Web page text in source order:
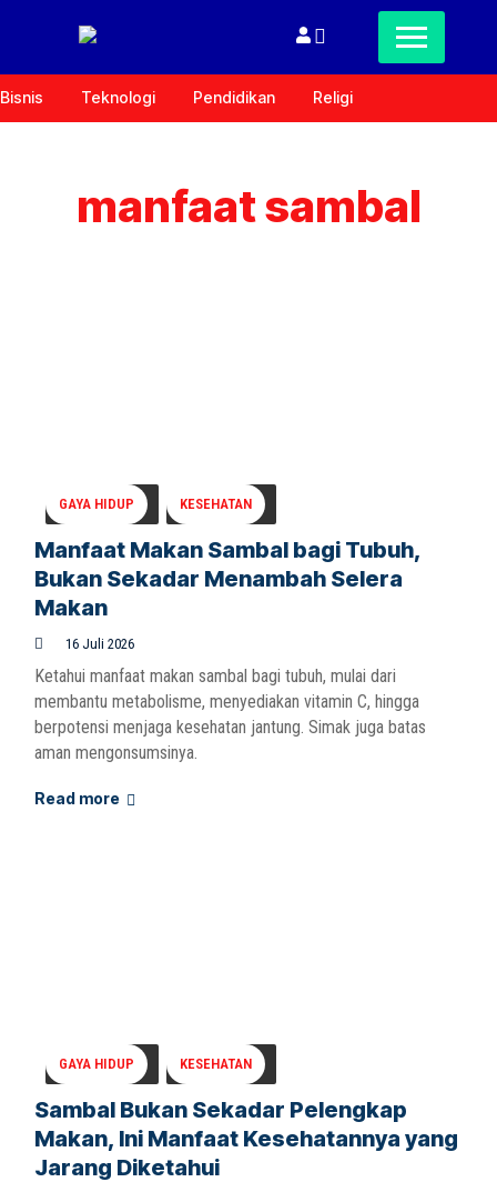
Bisnis Teknologi Pendidikan Religi
manfaat sambal
GAYA HIDUP KESEHATAN
Manfaat Makan Sambal bagi Tubuh,
Bukan Sekadar Menambah Selera
Makan
16 Juli 2026
Ketahui manfaat makan sambal bagi tubuh, mulai dari
membantu metabolisme, menyediakan vitamin C, hingga
berpotensi menjaga kesehatan jantung. Simak juga batas
aman mengonsumsinya.
Read more
GAYA HIDUP KESEHATAN
Sambal Bukan Sekadar Pelengkap
Makan, Ini Manfaat Kesehatannya yang
Jarang Diketahui